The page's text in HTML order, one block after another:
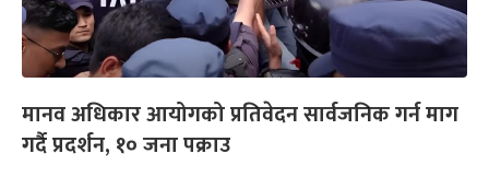
मानव अधिकार आयोगको प्रतिवेदन सार्वजनिक गर्न माग
गर्दै प्रदर्शन, १० जना पक्राउ